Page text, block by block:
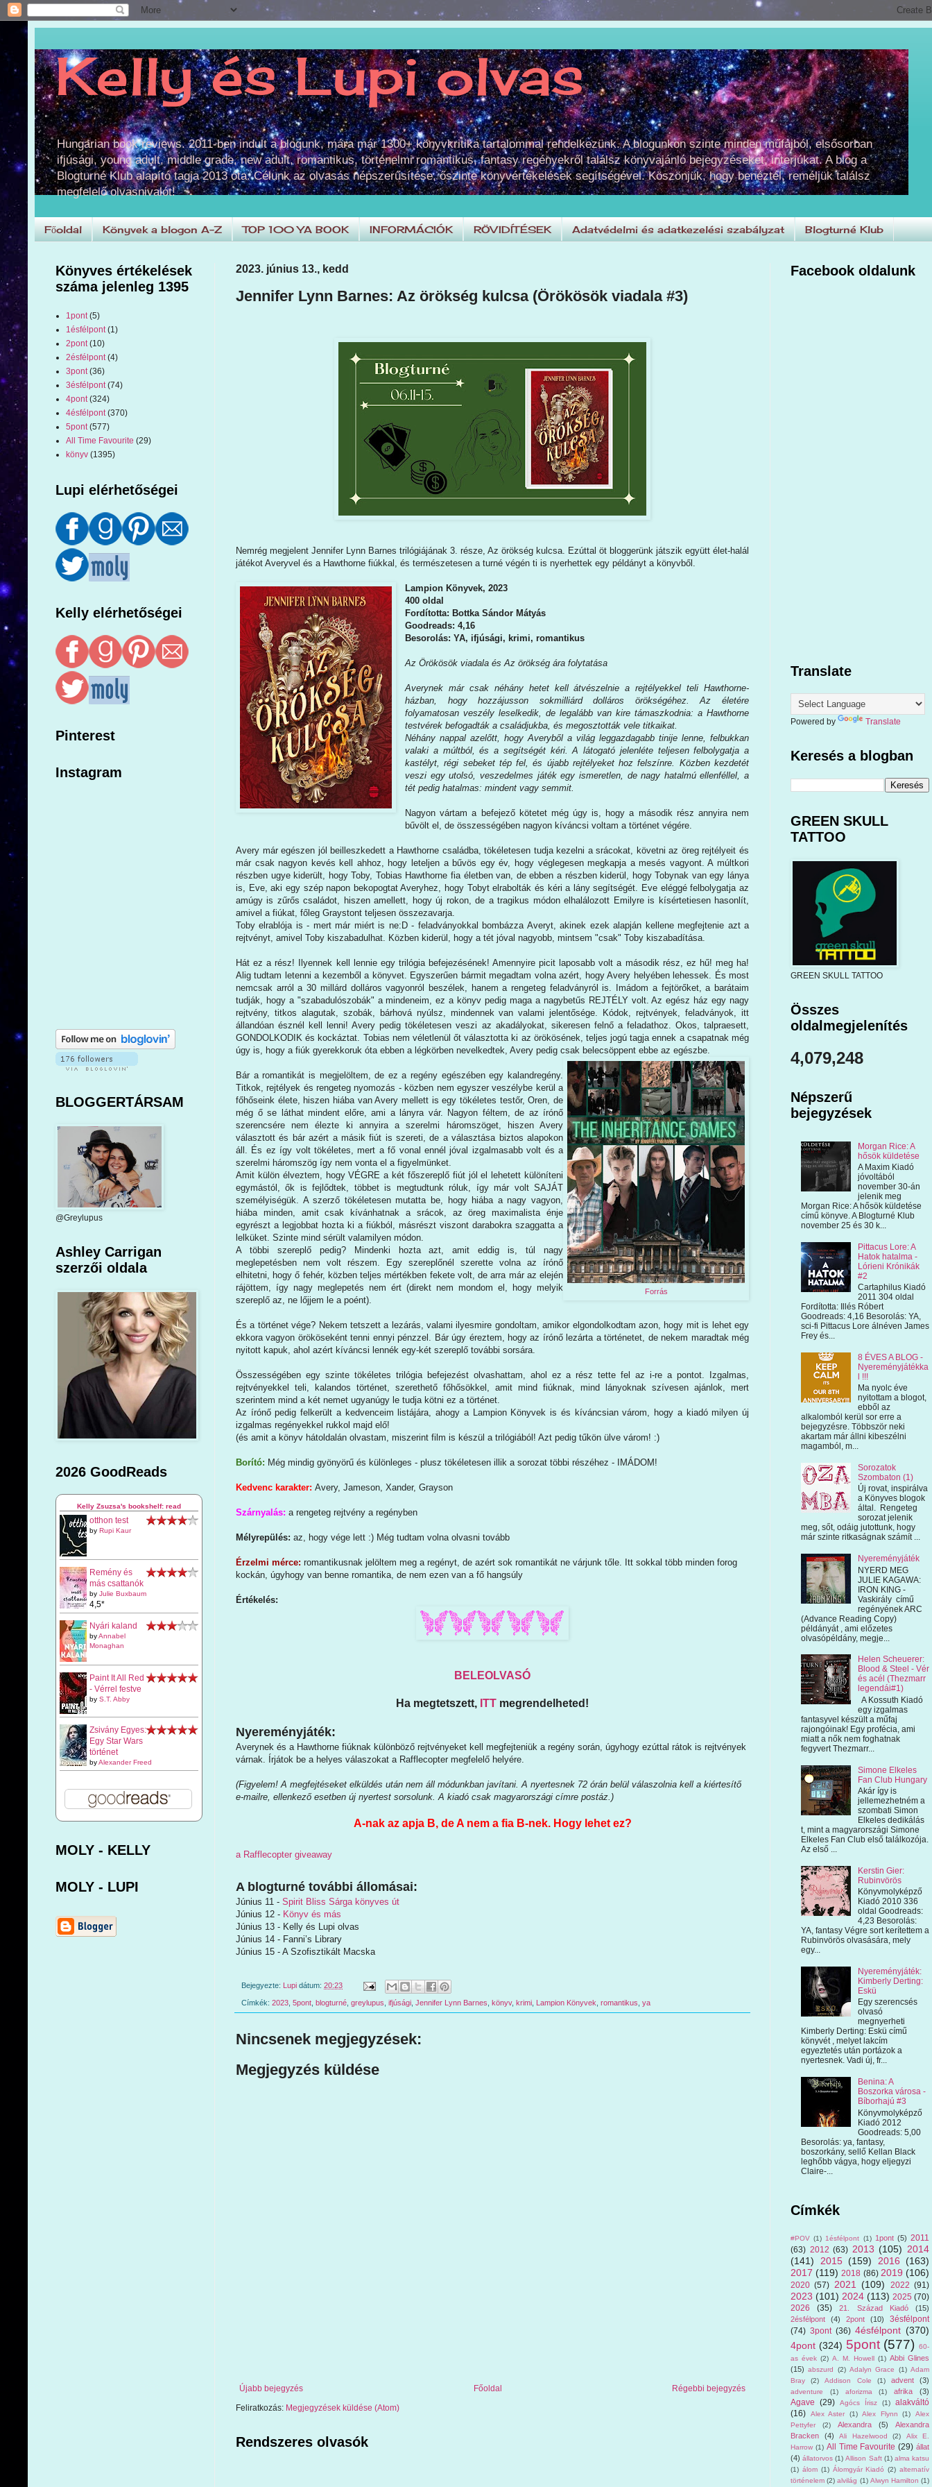
Kelly és Lupi olvas
Hungarian book reviews. 2011-ben indult a blogunk, mára már 1300+ könyvkritika tartalommal rendelkezünk. A blogunkon szinte minden műfajból, elsősorban
ifjúsági, young adult, middle grade, new adult, romantikus, történelmi romantikus, fantasy regényekről találsz könyvajánló bejegyzéseket, interjúkat. A blog a
Blogturné Klub alapító tagja 2013 óta. Célunk az olvasás népszerűsítése, őszinte könyvértékelések segítségével. Köszönjük, hogy benéztél, reméljük találsz
megfelelő olvasnivalót!
Főoldal Könyvek a blogon A-Z TOP 100 YA BOOK INFORMÁCIÓK RÖVIDÍTÉSEK Adatvédelmi és adatkezelési szabályzat Blogturné Klub
2023. június 13., kedd
Jennifer Lynn Barnes: Az örökség kulcsa (Örökösök viadala #3)
Nemrég megjelent Jennifer Lynn Barnes trilógiájának 3. része, Az örökség kulcsa. Ezúttal öt bloggerünk játszik együtt élet-halál
játékot Averyvel és a Hawthorne fiúkkal, és természetesen a turné végén ti is nyerhettek egy példányt a könyvből.
Lampion Könyvek, 2023
400 oldal
Fordította: Bottka Sándor Mátyás
Goodreads: 4,16
Besorolás: YA, ifjúsági, krimi, romantikus
Az Örökösök viadala és Az örökség ára folytatása
Averynek már csak néhány hetet kell átvészelnie a rejtélyekkel teli Hawthorne-
házban, hogy hozzájusson sokmilliárd dolláros örökségéhez. Az életére
folyamatosan veszély leselkedik, de legalább van kire támaszkodnia: a Hawthorne
testvérek befogadták a családjukba, és megosztották vele titkaikat.
Néhány nappal azelőtt, hogy Averyből a világ leggazdagabb tinije lenne, felbukkan
valaki a múltból, és a segítségét kéri. A látogató jelenléte teljesen felbolygatja a
kastélyt, régi sebeket tép fel, és újabb rejtélyeket hoz felszínre. Közben kezdetét
veszi egy utolsó, veszedelmes játék egy ismeretlen, de nagy hatalmú ellenféllel, a
tét pedig hatalmas: mindent vagy semmit.
Nagyon vártam a befejező kötetet még úgy is, hogy a második rész annyira nem
bűvölt el, de összességében nagyon kíváncsi voltam a történet végére.
Avery már egészen jól beilleszkedett a Hawthorne családba, tökéletesen tudja kezelni a srácokat, követni az öreg rejtélyeit és
már csak nagyon kevés kell ahhoz, hogy leteljen a bűvös egy év, hogy véglegesen megkapja a mesés vagyont. A múltkori
részben ugye kiderült, hogy Toby, Tobias Hawthorne fia életben van, de ebben a részben kiderül, hogy Tobynak van egy lánya
is, Eve, aki egy szép napon bekopogtat Averyhez, hogy Tobyt elrabolták és kéri a lány segítségét. Eve eléggé felbolygatja az
amúgy is zűrős családot, hiszen amellett, hogy új rokon, de a tragikus módon elhalálozott Emilyre is kísértetiesen hasonlít,
amivel a fiúkat, főleg Graystont teljesen összezavarja.
Toby elrablója is - mert már miért is ne:D - feladványokkal bombázza Averyt, akinek ezek alapján kellene megfejtenie azt a
rejtvényt, amivel Toby kiszabadulhat. Közben kiderül, hogy a tét jóval nagyobb, mintsem "csak" Toby kiszabadítása.
Hát ez a rész! Ilyennek kell lennie egy trilógia befejezésének! Amennyire picit laposabb volt a második rész, ez hű! meg ha!
Alig tudtam letenni a kezemből a könyvet. Egyszerűen bármit megadtam volna azért, hogy Avery helyében lehessek. És most
nemcsak arról a 30 millárd dolláros vagyonról beszélek, hanem a rengeteg feladványról is. Imádom a fejtörőket, a barátaim
tudják, hogy a "szabadulószobák" a mindeneim, ez a könyv pedig maga a nagybetűs REJTÉLY volt. Az egész ház egy nagy
rejtvény, titkos alagutak, szobák, bárhová nyúlsz, mindennek van valami jelentősége. Kódok, rejtvények, feladványok, itt
állandóan észnél kell lenni! Avery pedig tökéletesen veszi az akadályokat, sikeresen felnő a feladathoz. Okos, talpraesett,
GONDOLKODIK és kockáztat. Tobias nem véletlenül őt választotta ki az örökösének, teljes jogú tagja ennek a csapatnak még
úgy is, hogy a fiúk gyerekkoruk óta ebben a légkörben nevelkedtek, Avery pedig csak belecsöppent ebbe az egészbe.
Forrás
Bár a romantikát is megjelöltem, de ez a regény egészében egy kalandregény.
Titkok, rejtélyek és rengeteg nyomozás - közben nem egyszer veszélybe kerül a
főhőseink élete, hiszen hiába van Avery mellett is egy tökéletes testőr, Oren, de
még ő se láthat mindent előre, ami a lányra vár. Nagyon féltem, de az írónő
szerencsére nem élezte ki annyira a szerelmi háromszöget, hiszen Avery
választott és bár azért a másik fiút is szereti, de a választása biztos alapokon
áll. És ez így volt tökéletes, mert a fő vonal ennél jóval izgalmasabb volt és a
szerelmi háromszög így nem vonta el a figyelmünket.
Amit külön élveztem, hogy VÉGRE a két főszereplő fiút jól el lehetett különíteni
egymástól, ők is fejlődtek, többet is megtudtunk róluk, így már volt SAJÁT
személyiségük. A szerző tökéletesen mutatta be, hogy hiába a nagy vagyon,
hiába minden, amit csak kívánhatnak a srácok, az öreg maximalista énje
egyrészt a legjobbat hozta ki a fiúkból, másrészt viszont darabokra szaggatta a
lelküket. Szinte mind sérült valamilyen módon.
A többi szereplő pedig? Mindenki hozta azt, amit eddig is, túl nagy
meglepetésben nem volt részem. Egy szereplőnél szerette volna az írónő
elhitetni, hogy ő fehér, közben teljes mértékben fekete volt, de arra már az elején
rájöttem, így nagy meglepetés nem ért (direkt nem mondom el, hogy melyik
szereplő az, ne lőjjem le a poént).
És a történet vége? Nekem tetszett a lezárás, valami ilyesmire gondoltam, amikor elgondolkodtam azon, hogy mit is lehet egy
ekkora vagyon örököseként tenni ennyi pénzzel. Bár úgy éreztem, hogy az írónő lezárta a történetet, de nekem maradtak még
nyitott kapuk, ahol azért kíváncsi lennék egy-két szereplő további sorsára.
Összességében egy szinte tökéletes trilógia befejezést olvashattam, ahol ez a rész tette fel az i-re a pontot. Izgalmas,
rejtvényekkel teli, kalandos történet, szerethető főhősökkel, amit mind fiúknak, mind lányoknak szívesen ajánlok, mert
szerintem mind a két nemet ugyanúgy le tudja kötni ez a történet.
Az írónő pedig felkerült a kedvenceim listájára, ahogy a Lampion Könyvek is és kíváncsian várom, hogy a kiadó milyen új
izgalmas regényekkel rukkol majd elő!
(és amit a könyv hátoldalán olvastam, miszerint film is készül a trilógiából! Azt pedig tűkön ülve várom! :)
Borító: Még mindig gyönyörű és különleges - plusz tökéletesen illik a sorozat többi részéhez - IMÁDOM!
Kedvenc karakter: Avery, Jameson, Xander, Grayson
Szárnyalás: a rengeteg rejtvény a regényben
Mélyrepülés: az, hogy vége lett :) Még tudtam volna olvasni tovább
Érzelmi mérce: romantikusnak jelöltem meg a regényt, de azért sok romantikát ne várjunk tőle. Itt sokkal több minden forog
kockán, úgyhogy van benne romantika, de nem ezen van a fő hangsúly
Értékelés:
BELEOLVASÓ
Ha megtetszett, ITT megrendelheted!
Nyereményjáték:
Averynek és a Hawthorne fiúknak különböző rejtvényeket kell megfejteniük a regény során, úgyhogy ezúttal rátok is rejtvények
várnak. Írjátok be a helyes válaszokat a Rafflecopter megfelelő helyére.
(Figyelem! A megfejtéseket elküldés után nem áll módunkban javítani. A nyertesnek 72 órán belül válaszolnia kell a kiértesítő
e-mailre, ellenkező esetben új nyertest sorsolunk. A kiadó csak magyarországi címre postáz.)
A-nak az apja B, de A nem a fia B-nek. Hogy lehet ez?
a Rafflecopter giveaway
A blogturné további állomásai:
Június 11 - Spirit Bliss Sárga könyves út
Június 12 - Könyv és más
Június 13 - Kelly és Lupi olvas
Június 14 - Fanni’s Library
Június 15 - A Szofisztikált Macska
Bejegyezte: Lupi dátum: 20:23
Címkék: 2023 5pont blogturné greylupus ifjúsági Jennifer Lynn Barnes könyv, krimi Lampion Könyvek romantikus ya
Nincsenek megjegyzések:
Megjegyzés küldése
Újabb bejegyzés Régebbi bejegyzés
Főoldal
Feliratkozás: Megjegyzések küldése (Atom)
Rendszeres olvasók
Könyves értékelések
száma jelenleg 1395
1pont (5)
1ésfélpont (1)
2pont (10)
2ésfélpont (4)
3pont (36)
3ésfélpont (74)
4pont (324)
4ésfélpont (370)
5pont (577)
All Time Favourite (29)
könyv (1395)
Lupi elérhetőségei
Kelly elérhetőségei
Pinterest
Instagram
BLOGGERTÁRSAM
@Greylupus
Ashley Carrigan
szerzői oldala
2026 GoodReads
Kelly Zsuzsa's bookshelf: read
otthon test
by Rupi Kaur
Remény és
más csattanók
by Julie Buxbaum
4,5*
Nyári kaland
byAnnabel
Monaghan
Paint It All Red
- Vérrel festve
by S.T. Abby
Zsivány Egyes:
Egy Star Wars
történet
byAlexander Freed
MOLY - KELLY
MOLY - LUPI
Facebook oldalunk
Translate
Powered by Translate
Keresés a blogban
GREEN SKULL
TATTOO
GREEN SKULL TATTOO
Összes
oldalmegjelenítés
4,079,248
Népszerű
bejegyzések
Morgan Rice: A
hősök küldetése
A Maxim Kiadó
jóvoltából
november 30-án
jelenik meg
Morgan Rice: A hősök küldetése
című könyve. A Blogturné Klub
november 25 és 30 k...
Pittacus Lore: A
Hatok hatalma -
Lórieni Krónikák
#2
Cartaphilus Kiadó
2011 304 oldal
Fordította: Illés Róbert
Goodreads: 4,16 Besorolás: YA,
sci-fi Pittacus Lore álnéven James
Frey és...
8 ÉVES A BLOG -
Nyereményjátékka
l !!!
Ma nyolc éve
nyitottam a blogot,
ebből az
alkalomból kerül sor erre a
bejegyzésre. Többször neki
akartam már állni kibeszélni
magamból, m...
Sorozatok
Szombaton (1)
Új rovat, inspirálva
a Könyves blogok
által. Rengeteg
sorozat jelenik
meg, sőt, odáig jutottunk, hogy
már szinte ritkaságnak számít ...
Nyereményjáték
NYERD MEG
JULIE KAGAWA:
IRON KING -
Vaskirály című
regényének ARC
(Advance Reading Copy)
példányát , ami előzetes
olvasópéldány, megje...
Helen Scheuerer:
Blood & Steel - Vér
és acél (Thezmarr
legendái#1)
A Kossuth Kiadó
egy izgalmas
fantasyvel készült a műfaj
rajongóinak! Egy profécia, ami
miatt a nők nem foghatnak
fegyvert Thezmarr...
Simone Elkeles
Fan Club Hungary
Akár így is
jellemezhetném a
szombati Simon
Elkeles dedikálás
t, mint a magyarországi Simone
Elkeles Fan Club első találkozója.
Az első ...
Kerstin Gier:
Rubinvörös
Könyvmolyképző
Kiadó 2010 336
oldal Goodreads:
4,23 Besorolás:
YA, fantasy Végre sort kerítettem a
Rubinvörös olvasására, mely
egy...
Nyereményjáték:
Kimberly Derting:
Eskü
Egy szerencsés
olvasó
megnyerheti
Kimberly Derting: Eskü című
könyvét , melyet lakcím
egyeztetés után portázok a
nyertesnek. Vadi új, fr...
Benina: A
Boszorka városa -
Bíborhajú #3
Könyvmolyképző
Kiadó 2012
Goodreads: 5,00
Besorolás: ya, fantasy,
boszorkány, sellő Kellan Black
leghőbb vágya, hogy eljegyzi
Claire-...
Címkék
#POV (1) 1ésfélpont (1) 1pont (5) 2011
(63) 2012 (63) 2013 (105) 2014
(141)
2015 (159) 2016
(163)
2017 (119) 2018 (86) 2019 (106)
2020 (57) 2021 (109) 2022 (91)
2023 (101) 2024 (113) 2025 (70)
2026
(35) 21. Század Kiadó
(15)
2ésfélpont
(4) 2pont (10)
3ésfélpont
(74) 3pont (36) 4ésfélpont (370)
4pont (324) 5pont (577) 60-
as évek (2) A. M. Howell (1) Abbi Glines
(15) abszurd (2) Adalyn Grace (1) Adam
Bray
(2) Addison Cole (1) advent (3)
adventure (1) aforizma (1) afrika (3)
Agave (29) Agócs Írisz (1)
alakváltó
(16)
Alex Aster (1) Alex Flynn (1)
Alex
Pettyfer
(2) Alexandra (5)
Alexandra
Bracken
(4) Ali Hazelwood (2)
Alix E.
Harrow (1) All Time Favourite (29) állat
(4) állatorvos (1) Allison Saft (1) alma katsu
(1) álom (1) Álomgyár Kiadó (2) alternatív
történelem (2) alvilág (1) Alwyn Hamilton (1)